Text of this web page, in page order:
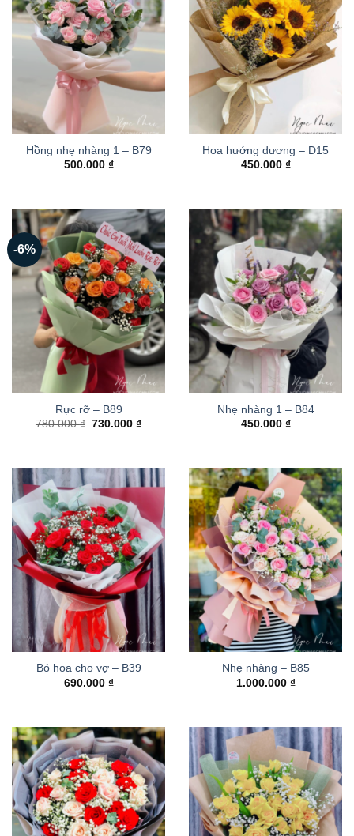
Hồng nhẹ nhàng 1 – B79
500.000 ₫
Hoa hướng dương – D15
450.000 ₫
-6%
Rực rỡ – B89
780.000₫ Giá
730.000₫Giá
Nhẹ nhàng 1 – B84
450.000 ₫
Bó hoa cho vợ – B39
690.000 ₫
Nhẹ nhàng – B85
1.000.000 ₫